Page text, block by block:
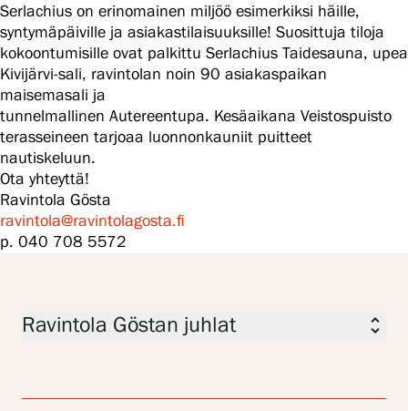
Serlachius on erinomainen miljöö esimerkiksi häille,
syntymäpäiville ja asiakastilaisuuksille! Suosittuja tiloja
kokoontumisille ovat palkittu Serlachius Taidesauna, upea
Kivijärvi-sali, ravintolan noin 90 asiakaspaikan
maisemasali ja
tunnelmallinen Autereentupa. Kesäaikana Veistospuisto
terasseineen tarjoaa luonnonkauniit puitteet
nautiskeluun.
Ota yhteyttä!
Ravintola Gösta
ravintola@ravintolagosta.fi
p. 040 708 5572
Ravintola Göstan juhlat unfold_more